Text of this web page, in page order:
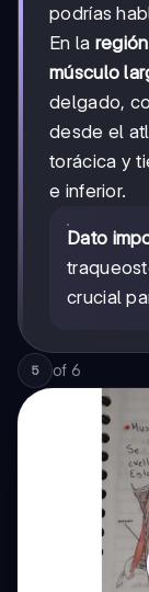
podrías
En la
músculo
delgado,
desde el
torácica y
e inferior.
Dato
crucial
5 of 6